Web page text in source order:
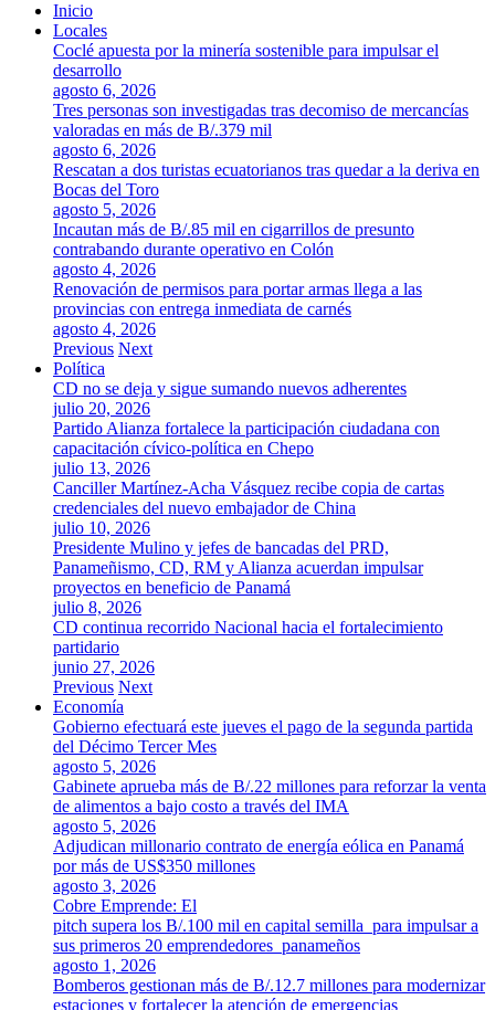
Inicio
Locales
Coclé apuesta por la minería sostenible para impulsar el
desarrollo
agosto 6, 2026
Tres personas son investigadas tras decomiso de mercancías
valoradas en más de B/.379 mil
agosto 6, 2026
Rescatan a dos turistas ecuatorianos tras quedar a la deriva en
Bocas del Toro
agosto 5, 2026
Incautan más de B/.85 mil en cigarrillos de presunto
contrabando durante operativo en Colón
agosto 4, 2026
Renovación de permisos para portar armas llega a las
provincias con entrega inmediata de carnés
agosto 4, 2026
Previous Next
Política
CD no se deja y sigue sumando nuevos adherentes
julio 20, 2026
Partido Alianza fortalece la participación ciudadana con
capacitación cívico-política en Chepo
julio 13, 2026
Canciller Martínez-Acha Vásquez recibe copia de cartas
credenciales del nuevo embajador de China
julio 10, 2026
Presidente Mulino y jefes de bancadas del PRD,
Panameñismo, CD, RM y Alianza acuerdan impulsar
proyectos en beneficio de Panamá
julio 8, 2026
CD continua recorrido Nacional hacia el fortalecimiento
partidario
junio 27, 2026
Previous Next
Economía
Gobierno efectuará este jueves el pago de la segunda partida
del Décimo Tercer Mes
agosto 5, 2026
Gabinete aprueba más de B/.22 millones para reforzar la venta
de alimentos a bajo costo a través del IMA
agosto 5, 2026
Adjudican millonario contrato de energía eólica en Panamá
por más de US$350 millones
agosto 3, 2026
Cobre Emprende: El
pitch supera los B/.100 mil en capital semilla para impulsar a
sus primeros 20 emprendedores panameños
agosto 1, 2026
Bomberos gestionan más de B/.12.7 millones para modernizar
estaciones y fortalecer la atención de emergencias